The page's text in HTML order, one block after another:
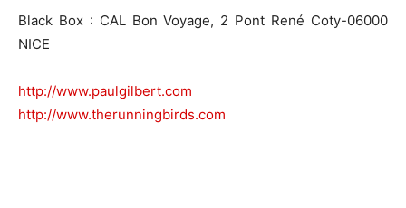
Black Box : CAL Bon Voyage, 2 Pont René Coty-06000
NICE
http://www.paulgilbert.com
http://www.therunningbirds.com